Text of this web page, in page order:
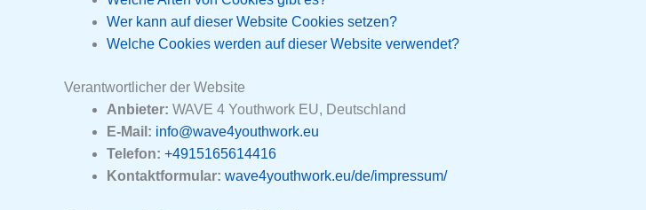
Wer kann auf dieser Website Cookies setzen?
Welche Cookies werden auf dieser Website verwendet?
Verantwortlicher der Website
Anbieter: WAVE 4 Youthwork EU, Deutschland
E-Mail: info@wave4youthwork.eu
Telefon: +4915165614416
Kontaktformular: wave4youthwork.eu/de/impressum/